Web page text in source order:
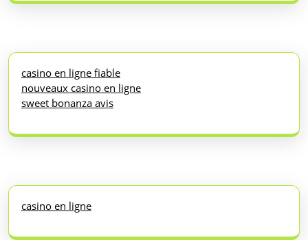
casino en ligne fiable
nouveaux casino en ligne
sweet bonanza avis
casino en ligne